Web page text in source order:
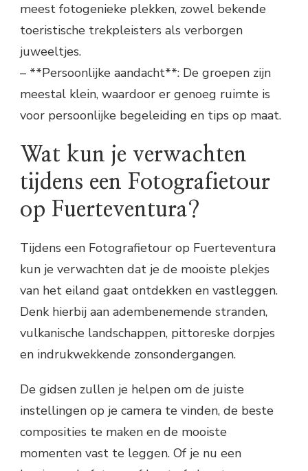
meest fotogenieke plekken, zowel bekende
toeristische trekpleisters als verborgen
juweeltjes.
– **Persoonlijke aandacht**: De groepen zijn
meestal klein, waardoor er genoeg ruimte is
voor persoonlijke begeleiding en tips op maat.
Wat kun je verwachten
tijdens een Fotografietour
op Fuerteventura?
Tijdens een Fotografietour op Fuerteventura
kun je verwachten dat je de mooiste plekjes
van het eiland gaat ontdekken en vastleggen.
Denk hierbij aan adembenemende stranden,
vulkanische landschappen, pittoreske dorpjes
en indrukwekkende zonsondergangen.
De gidsen zullen je helpen om de juiste
instellingen op je camera te vinden, de beste
composities te maken en de mooiste
momenten vast te leggen. Of je nu een